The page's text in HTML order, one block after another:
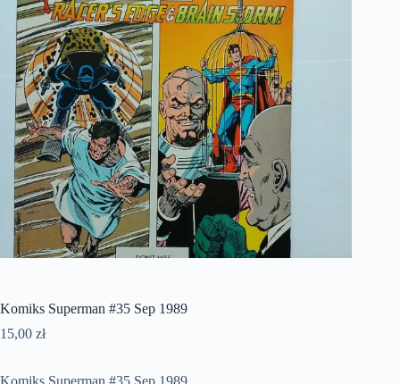
Komiks Superman #35 Sep 1989
15,00 zł
Komiks Superman #35 Sep 1989